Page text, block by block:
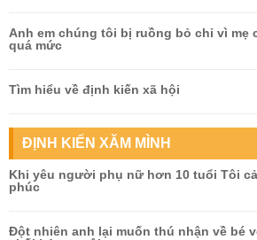
Anh em chúng tôi bị ruồng bỏ chỉ vì mẹ
quá mức
Tìm hiểu về định kiến xã hội
ĐỊNH KIẾN XĂM MÌNH
Khi yêu người phụ nữ hơn 10 tuổi Tôi
phúc
Đột nhiên anh lại muốn thú nhận về bé